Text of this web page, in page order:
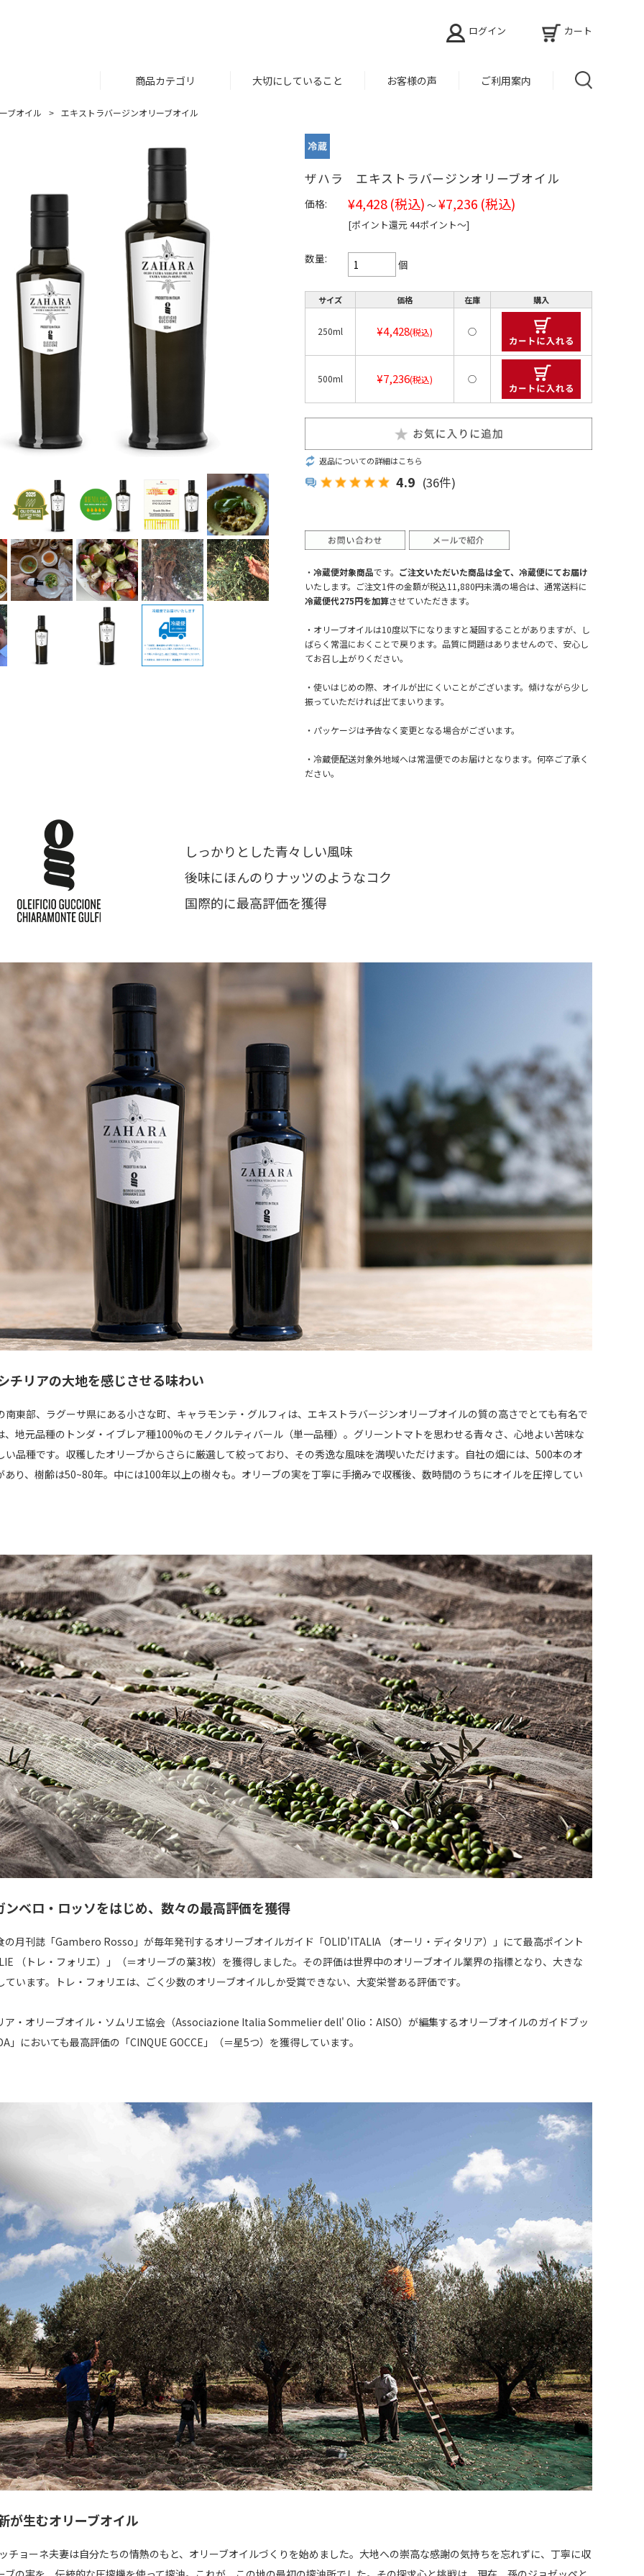
ログイン カート
商品カテゴリ 大切にしていること お客様の声 ご利用案内
ブオイル エキストラバージンオリーブオイル
ザハラ エキストラバージンオリーブオイル
価格: ¥4,428(税込) ～ ¥7,236 (税込)
[ポイント還元 44ポイント〜]
数量: 個
サイズ 価格 在庫 購入
250ml ¥4,428(税込) ○
500ml ¥7,236(税込) ○
返品についての詳細はこちら
4.9 (36件)
・ 冷蔵便対象商品です。 ご注文いただいた商品は全て、冷蔵便にてお届け
いたします。ご注文1件の金額が税込11,880円未満の場合は、通常送料に
冷蔵便代275円を加算させていただきます。
・オリーブオイルは10度以下になりますと凝固することがありますが、し
ばらく常温におくことで戻ります。品質に問題はありませんので、安心し
てお召し上がりください。
・使いはじめの際、オイルが出にくいことがございます。傾けながら少し
振っていただければ出てまいります。
・パッケージは予告なく変更となる場合がございます。
・冷蔵便配送対象外地域へは常温便でのお届けとなります。何卒ご了承く
ださい。
しっかりとした青々しい風味
後味にほんのりナッツのようなコク
国際的に最高評価を獲得
チリアの大地を感じさせる味わい
南東部、ラグーサ県にある小さな町、キャラモンテ・グルフィは、エキストラバージンオリーブオイルの質の高さでとても有名で
、地元品種のトンダ・イブレア種100%のモノクルティバール（単一品種）。グリーントマトを思わせる青々さ、心地よい苦味な
い品種です。収穫したオリーブからさらに厳選して絞っており、その秀逸な風味を満喫いただけます。自社の畑には、500本のオ
あり、樹齢は50~80年。中には100年以上の樹々も。オリーブの実を丁寧に手摘みで収穫後、数時間のうちにオイルを圧搾してい
ベロ・ロッソをはじめ、数々の最高評価を獲得
の月刊誌「Gambero Rosso」が毎年発刊するオリーブオイルガイド「OLID'ITALIA （オーリ・ディタリア）」にて最高ポイント
（トレ・フォリエ）」（＝オリーブの葉3枚）を獲得しました。その評価は世界中のオリーブオイル業界の指標となり、大きな
ています。トレ・フォリエは、ごく少数のオリーブオイルしか受賞できない、大変栄誉ある評価です。
ア・オリーブオイル・ソムリエ協会（Associazione Italia Sommelier dell' Olio：AISO）が編集するオリーブオイルのガイドブッ
」においても最高評価の「CINQUE GOCCE」（＝星5つ）を獲得しています。
が生むオリーブオイル
チョーネ夫妻は自分たちの情熱のもと、オリーブオイルづくりを始めました。大地への崇高な感謝の気持ちを忘れずに、丁寧に収